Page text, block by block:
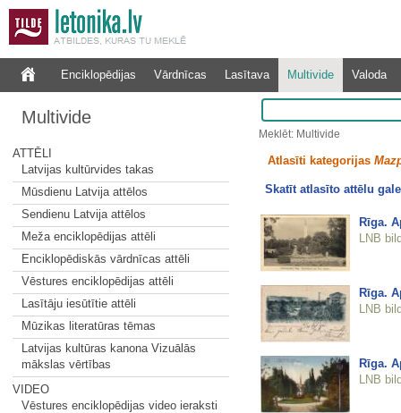
Enciklopēdijas Vārdnīcas Lasītava Multivide Valoda
Multivide
ATTĒLI
Latvijas kultūrvides takas
Mūsdienu Latvija attēlos
Sendienu Latvija attēlos
Meža enciklopēdijas attēli
Enciklopēdiskās vārdnīcas attēli
Vēstures enciklopēdijas attēli
Lasītāju iesūtītie attēli
Mūzikas literatūras tēmas
Latvijas kultūras kanona Vizuālās
mākslas vērtības
VIDEO
Vēstures enciklopēdijas video ieraksti
Meklēt: Multivide
Atlasīti kategorijas
Skatīt atlasīto attēlu
Rīga.
LNB
Rīga.
LNB
Rīga.
LNB